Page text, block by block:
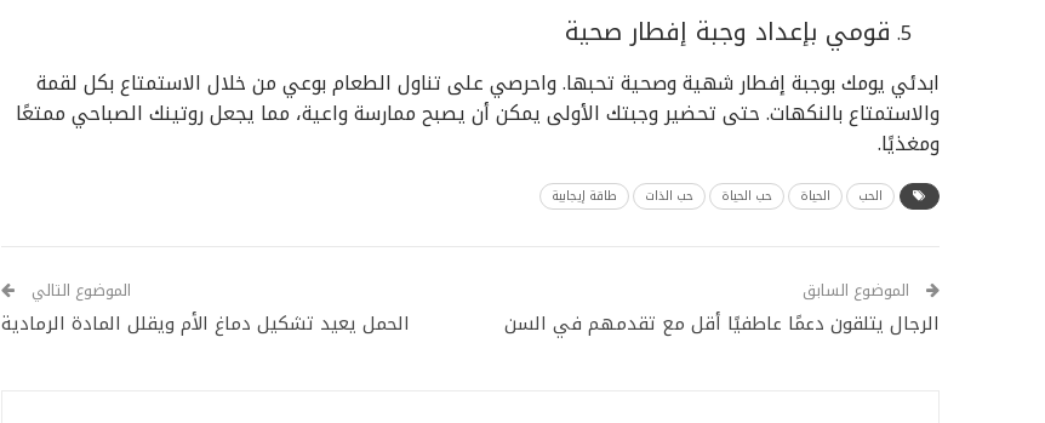
قومي بإعداد وجبة إفطار صحية
ابدئي يومك بوجبة إفطار شهية وصحية تحبها. واحرصي على تناول الطعام بوعي من خلال الاستمتاع بكل لقمة
والاستمتاع بالنكهات. حتى تحضير وجبتك الأولى يمكن أن يصبح ممارسة واعية، مما يجعل روتينك الصباحي ممتعًا
ومغذيًا.
الحب الحياة حب الحياة حب الذات طاقة إيجابية
الموضوع السابق
الرجال يتلقون دعمًا عاطفيًا أقل مع تقدمهم في السن
الموضوع التالي
الحمل يعيد تشكيل دماغ الأم ويقلل المادة الرمادية